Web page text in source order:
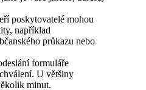
poskytovatelé mohou
například
průkazu nebo
formuláře
U většiny
minut.